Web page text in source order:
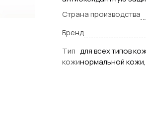
Страна производства
Бренд
Тип
кожи
для всех типов
нормальной